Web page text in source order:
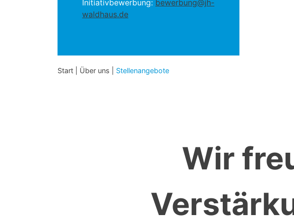
Initiativbewerbung: bewerbung@jh-
waldhaus.de
Start Über uns Stellenangebote
Wir